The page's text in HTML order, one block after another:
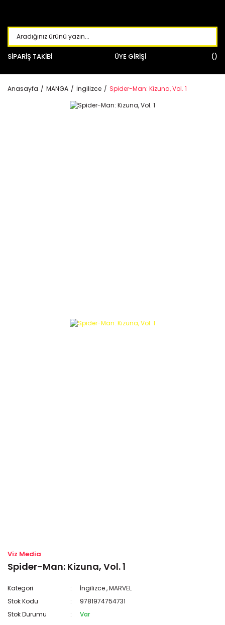
SİPARİŞ TAKİBİ ÜYE GİRİŞİ
Anasayfa MANGA İngilizce Spider-Man: Kizuna, Vol. 1
Viz Media
Spider-Man: Kizuna, Vol. 1
Kategori İngilizce,MARVEL
Stok Kodu
9781974754731
Stok Durumu
Var